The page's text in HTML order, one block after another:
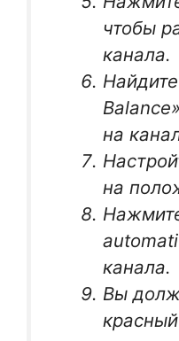
чтобы
канала.
на
на
канала.
Вы